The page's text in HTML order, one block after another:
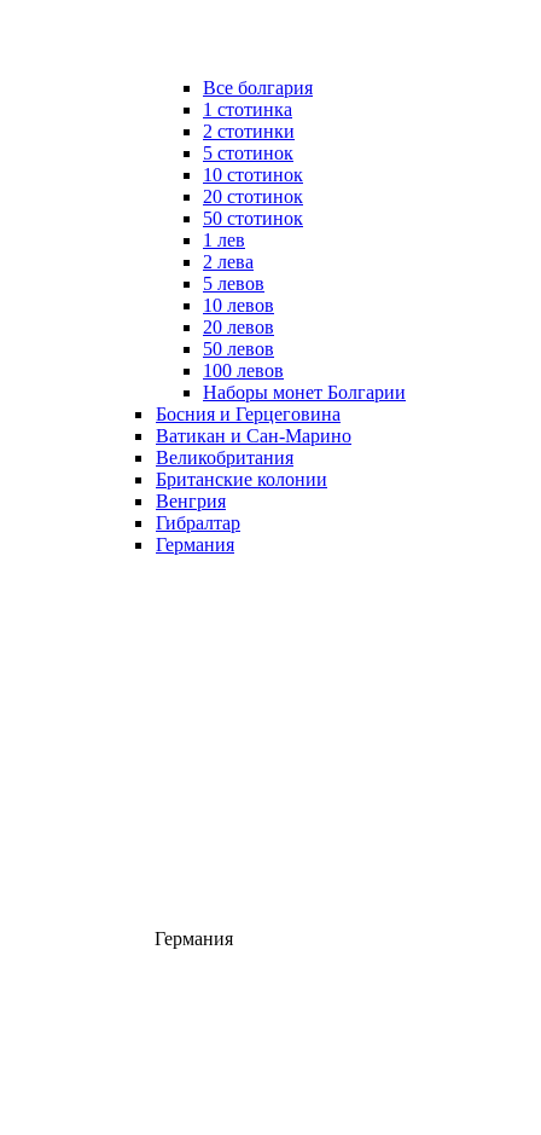
Все болгария
1 стотинка
2 стотинки
5 стотинок
10 стотинок
20 стотинок
50 стотинок
1 лев
2 лева
5 левов
10 левов
20 левов
50 левов
100 левов
Наборы монет Болгарии
Босния и Герцеговина
Ватикан и Сан-Марино
Великобритания
Британские колонии
Венгрия
Гибралтар
Германия
Германия